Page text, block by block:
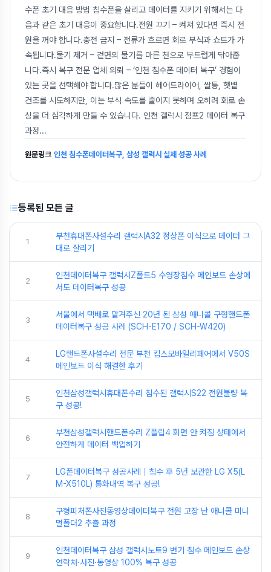
수폰 초기 대응 방법 침수폰을 살리고 데이터를 지키기 위해서는 다
음과 같은 초기 대응이 중요합니다.전원 끄기 – 켜져 있다면 즉시 전
원을 꺼야 합니다.충전 금지 – 전류가 흐르면 회로 부식과 쇼트가 가
속됩니다.물기 제거 – 겉면의 물기를 마른 천으로 부드럽게 닦아줍
니다.즉시 복구 전문 업체 의뢰 – ‘인천 침수폰 데이터 복구’ 경험이
있는 곳을 선택해야 합니다.많은 분들이 헤어드라이어, 쌀통, 햇볕
건조를 시도하지만, 이는 부식 속도를 줄이지 못하며 오히려 회로 손
상을 더 심각하게 만들 수 있습니다. 인천 갤럭시 점프2 데이터 복구
과정...
원문링크 인천 침수폰데이터복구, 삼성 갤럭시 실제 성공 사례
등록된 모든 글
1
부천휴대폰사설수리 갤럭시A32 정상폰 이식으로 데이터 그
대로 살리기
2
인천데이터복구 갤럭시Z폴드5 수영장침수 메인보드 손상에
서도 데이터복구 성공
3
서울에서 택배로 맡겨주신 20년 된 삼성 애니콜 구형핸드폰
데이터복구 성공 사례 (SCH-E170 / SCH-W420)
4
LG핸드폰사설수리 전문 부천 킴스모바일리페어에서 V50S
메인보드 이식 해결한 후기
5
인천삼성갤럭시휴대폰수리 침수된 갤럭시S22 전원불량 복
구 성공!
6
부천삼성갤럭시핸드폰수리 Z플립4 화면 안 켜짐 상태에서
안전하게 데이터 백업하기
7
LG폰데이터복구 성공사례｜침수 후 5년 보관한 LG X5(L
M-X510L) 통화내역 복구 성공!
8
구형피처폰사진동영상데이터복구 전원 고장 난 애니콜 미니
멀폴더2 추출 과정
9
인천데이터복구 삼성 갤럭시노트9 변기 침수 메인보드 손상
연락처·사진·동영상 100% 복구 성공